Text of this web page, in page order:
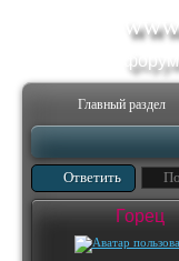
форум
Главный раздел
Ответить
Горец